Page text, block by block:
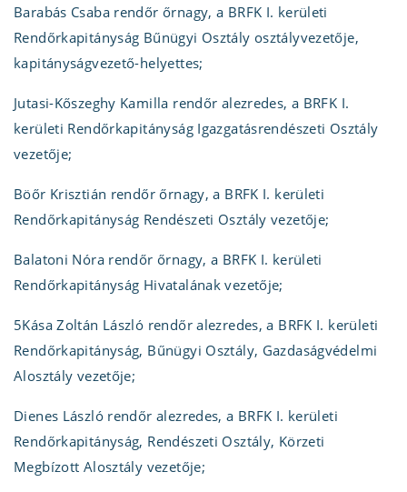
Barabás Csaba rendőr őrnagy, a BRFK I. kerületi
Rendőrkapitányság Bűnügyi Osztály osztályvezetője,
kapitányságvezető-helyettes;
Jutasi-Kőszeghy Kamilla rendőr alezredes, a BRFK I.
kerületi Rendőrkapitányság Igazgatásrendészeti Osztály
vezetője;
Böőr Krisztián rendőr őrnagy, a BRFK I. kerületi
Rendőrkapitányság Rendészeti Osztály vezetője;
Balatoni Nóra rendőr őrnagy, a BRFK I. kerületi
Rendőrkapitányság Hivatalának vezetője;
5Kása Zoltán László rendőr alezredes, a BRFK I. kerületi
Rendőrkapitányság, Bűnügyi Osztály, Gazdaságvédelmi
Alosztály vezetője;
Dienes László rendőr alezredes, a BRFK I. kerületi
Rendőrkapitányság, Rendészeti Osztály, Körzeti
Megbízott Alosztály vezetője;